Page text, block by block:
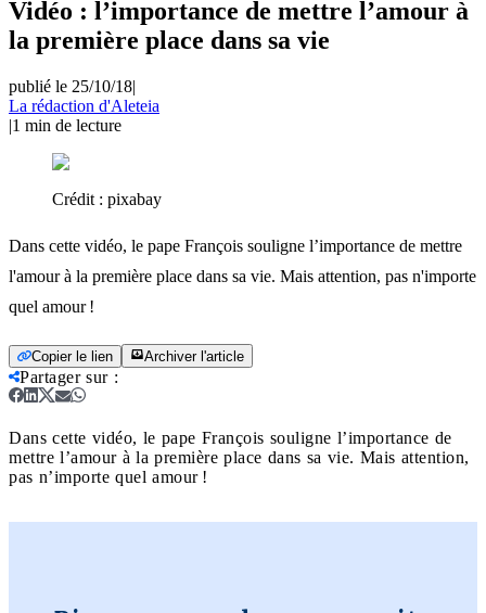
Vidéo : l’importance de mettre l’amour à
la première place dans sa vie
publié le 25/10/18|
La rédaction d'Aleteia
|1 min de lecture
Crédit : pixabay
Dans cette vidéo, le pape François souligne l’importance de mettre
l'amour à la première place dans sa vie. Mais attention, pas n'importe
quel amour !
Copier le lien Archiver l'article
Partager sur:
Dans cette vidéo, le pape François souligne l’importance de
mettre l’amour à la première place dans sa vie. Mais attention,
pas n’importe quel amour !